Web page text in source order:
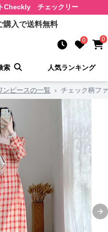
Checkly チェックリー
購入で送料無料
0 0
索 人気ランキング
ンピースの一覧 › チェック柄フ